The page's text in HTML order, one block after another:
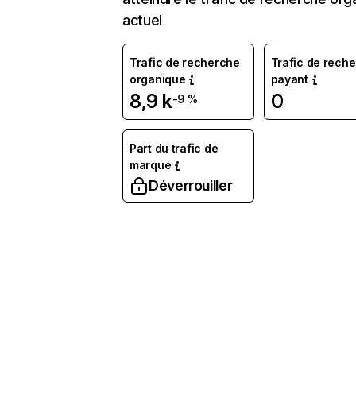
actuel
Trafic de recherche
organique
8,9 k-9 %
Trafic de
payant
0
Part du trafic de
marque
Déverrouiller